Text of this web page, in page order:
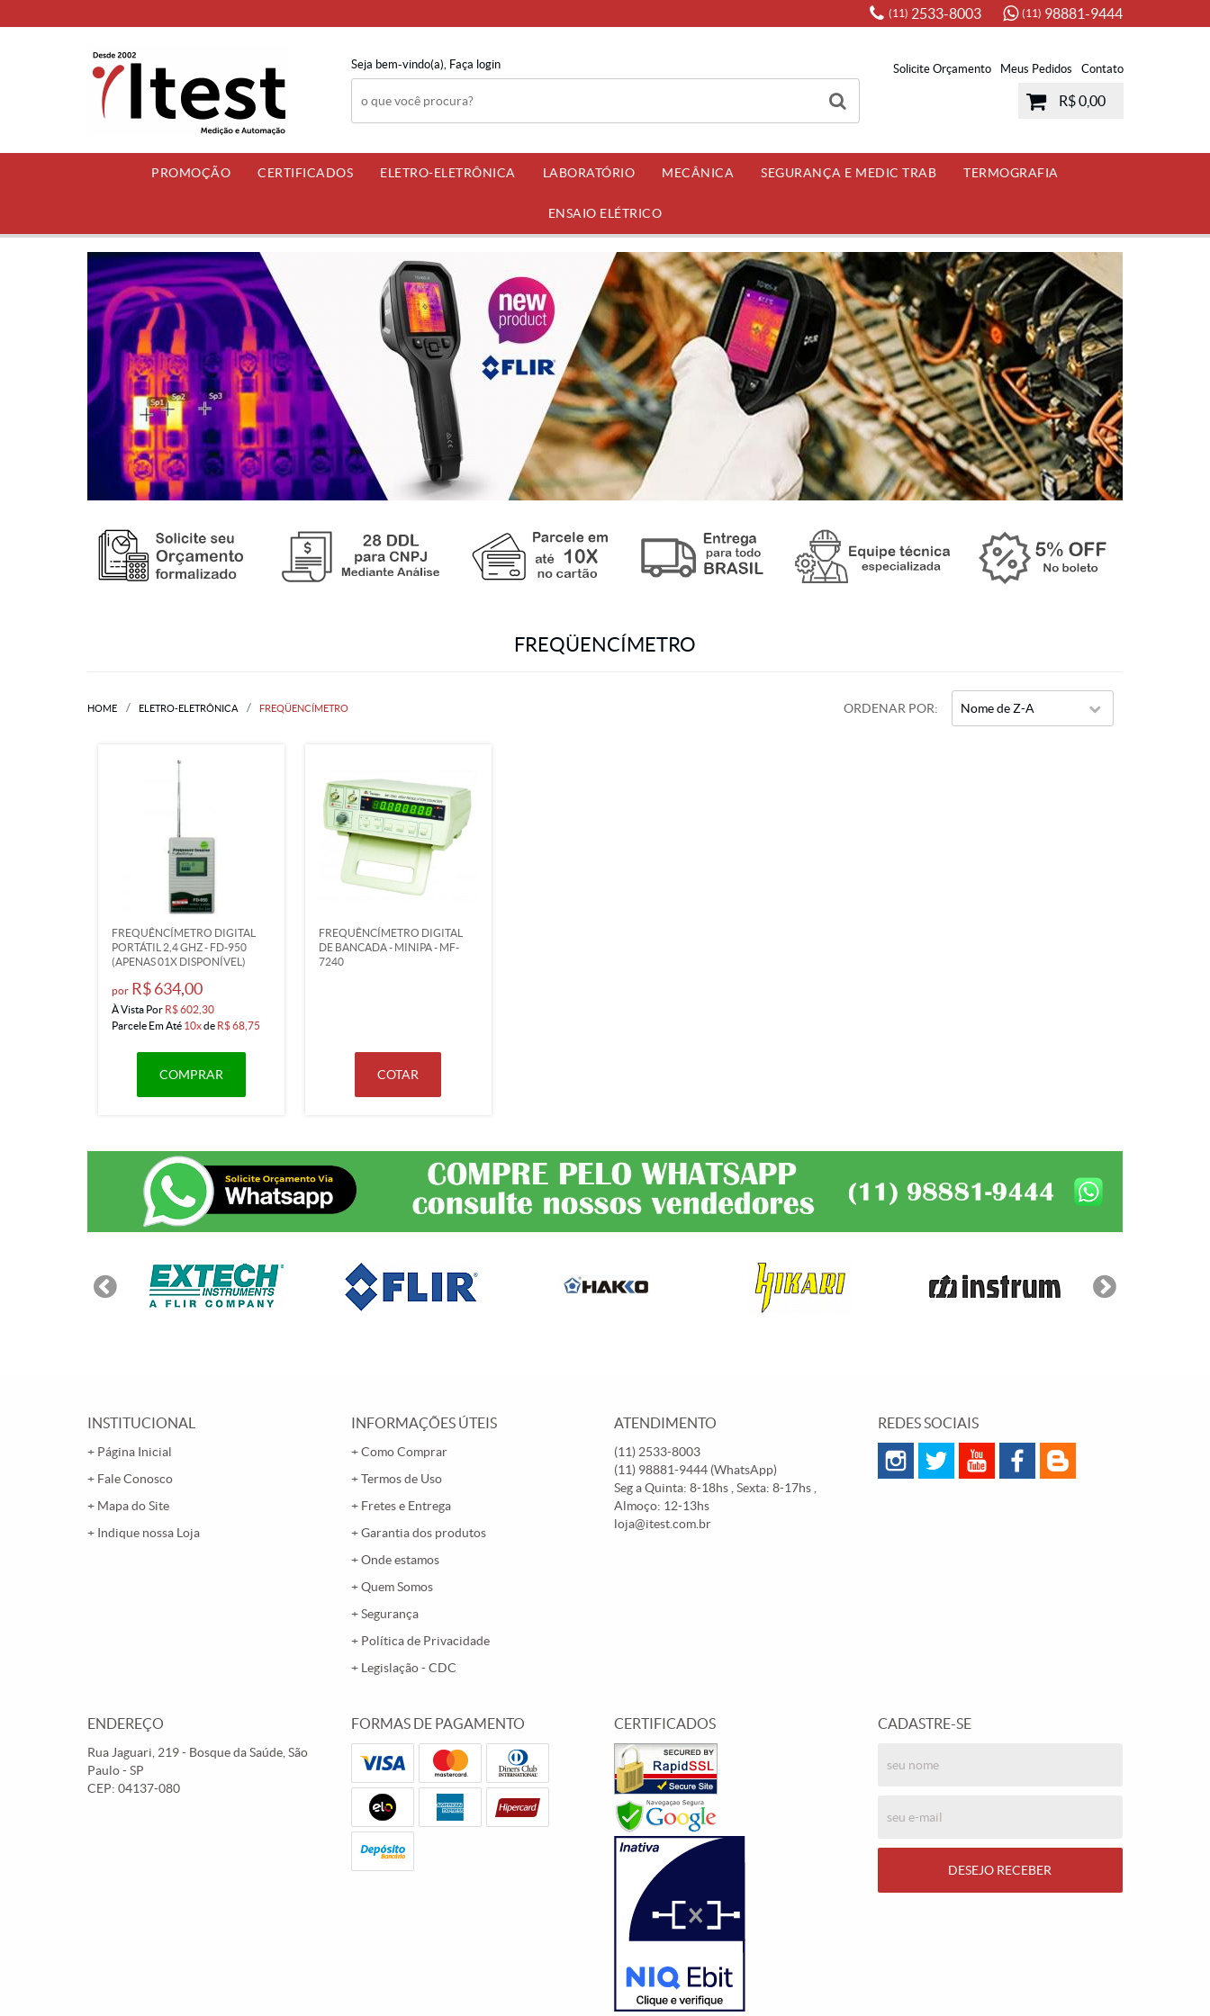
(11) 2533-8003 (11) 98881-9444
Seja bem-vindo(a), Faça login Solicite Orçamento Meus Pedidos Contato
R$ 0,00
PROMOÇÃO CERTIFICADOS ELETRO-ELETRÔNICA LABORATÓRIO MECÂNICA SEGURANÇA E MEDIC TRAB TERMOGRAFIA
ENSAIO ELÉTRICO
FREQÜENCÍMETRO
HOME ELETRO-ELETRÔNICA FREQÜENCÍMETRO ORDENAR POR Nome de Z-A
FREQUÊNCÍMETRO DIGITAL
PORTÁTIL 2,4 GHZ - FD-950
(APENAS 01X DISPONÍVEL)
por R$ 634,00
À Vista Por R$ 602,30
Parcele Em Até 10xde R$ 68,75
COMPRAR
FREQUÊNCÍMETRO DIGITAL
DE BANCADA - MINIPA - MF-
7240
COTAR
INSTITUCIONAL
Página Inicial
Fale Conosco
Mapa do Site
Indique nossa Loja
INFORMAÇÕES ÚTEIS
Como Comprar
Termos de Uso
Fretes e Entrega
Garantia dos produtos
Onde estamos
Quem Somos
Segurança
Política de Privacidade
Legislação - CDC
ATENDIMENTO
(11) 2533-8003
(11) 98881-9444 (WhatsApp)
Seg a Quinta: 8-18hs , Sexta: 8-17hs ,
Almoço: 12-13hs
loja@itest.com.br
REDES SOCIAIS
ENDEREÇO
Rua Jaguari, 219- Bosque da Saúde, São
Paulo-SP
CEP: 04137-080
FORMAS DE PAGAMENTO CERTIFICADOS CADASTRE-SE
DESEJO RECEBER